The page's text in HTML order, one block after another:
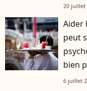
20 juillet
Aider
peut
bien
6 juillet